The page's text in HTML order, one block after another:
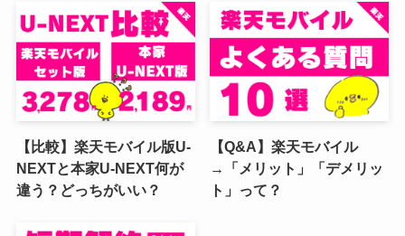
【比較】楽天モバイル版U-
NEXTと本家U-NEXT何が
違う？どっちがいい？
【Q&A】楽天モバイル
→「メリット」「デメリッ
ト」って？